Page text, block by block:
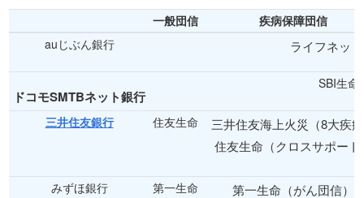
一般団信
疾病保障団信
auじぶん銀行
ライフネッ
ドコモSMTBネット銀行
SBI生命
三井住友銀行 住友生命
三井住友海上火災（8大疾
住友生命（クロスサポート
みずほ銀行 第一生命
第一生命（がん団信）